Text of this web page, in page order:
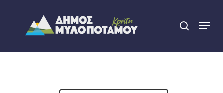
content
search
Menu
Close